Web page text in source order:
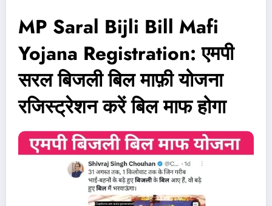
MP Saral Bijli Bill Mafi
Yojana Registration: एमपी
सरल बिजली बिल माफ़ी योजना
रजिस्ट्रेशन करें बिल माफ होगा